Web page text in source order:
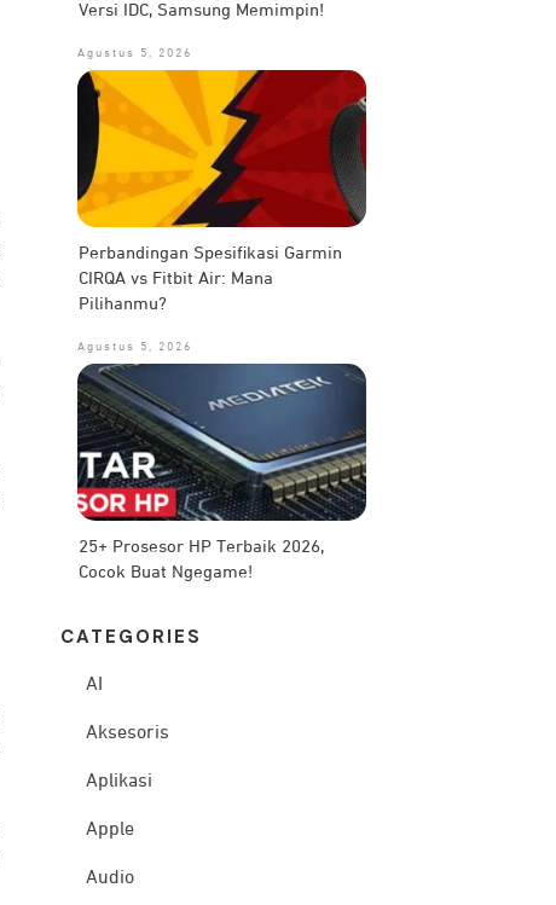
Versi IDC, Samsung Memimpin!
Agustus 5, 2026
Perbandingan Spesifikasi Garmin
CIRQA vs Fitbit Air: Mana
Pilihanmu?
Agustus 5, 2026
25+ Prosesor HP Terbaik 2026,
Cocok Buat Ngegame!
CATEG ORIES
AI
Aksesoris
Aplikasi
Apple
Audio